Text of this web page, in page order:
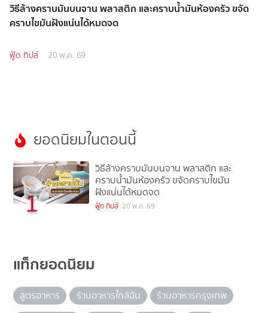
วิธีล้างคราบมันบนจาน พลาสติก และคราบน้ำมันห้องครัว ขจัด
คราบไขมันฝังแน่นได้หมดจด
ฟู้ด ทิปส์ 20 พ.ค. 69
ยอดนิยมในตอนนี้
1
วิธีล้างคราบมันบนจาน พลาสติก และ
คราบน้ำมันห้องครัว ขจัดคราบไขมัน
ฝังแน่นได้หมดจด
ฟู้ด ทิปส์ 20 พ.ค. 69
แท็กยอดนิยม
สูตรอาหาร ร้านอาหารใกล้ฉัน
ร้านอาหารกรุงเทพ